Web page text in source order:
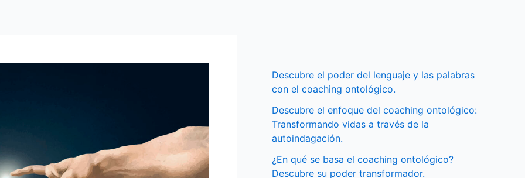
Descubre el poder del lenguaje y las palabras
con el coaching ontológico.
Descubre el enfoque del coaching ontológico:
Transformando vidas a través de la
autoindagación.
¿En qué se basa el coaching ontológico?
Descubre su poder transformador.